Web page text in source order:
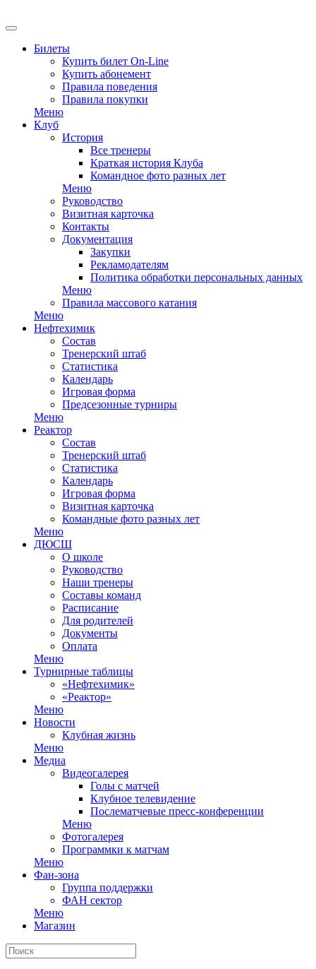
Билеты
Купить билет On-Line
Купить абонемент
Правила поведения
Правила покупки
Меню
Клуб
История
Все тренеры
Краткая история Клуба
Командное фото разных лет
Меню
Руководство
Визитная карточка
Контакты
Документация
Закупки
Рекламодателям
Политика обработки персональных данных
Меню
Правила массового катания
Меню
Нефтехимик
Состав
Тренерский штаб
Статистика
Календарь
Игровая форма
Предсезонные турниры
Меню
Реактор
Состав
Тренерский штаб
Статистика
Календарь
Игровая форма
Визитная карточка
Командные фото разных лет
Меню
ДЮСШ
О школе
Руководство
Наши тренеры
Составы команд
Расписание
Для родителей
Документы
Оплата
Меню
Турнирные таблицы
«Нефтехимик»
«Реактор»
Меню
Новости
Клубная жизнь
Меню
Медиа
Видеогалерея
Голы с матчей
Клубное телевидение
Послематчевые пресс-конференции
Меню
Фотогалерея
Программки к матчам
Меню
Фан-зона
Группа поддержки
ФАН сектор
Меню
Магазин